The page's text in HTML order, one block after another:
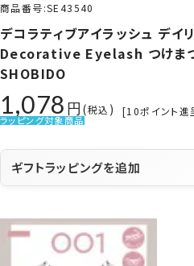
商品番号 SE43540
デコラティブアイラッシュ デ
Decorative Eyelash つけま
SHOBIDO
1,078 税込 [10ポイント進
ラッピング対象商品
ギフトラッピングを追加